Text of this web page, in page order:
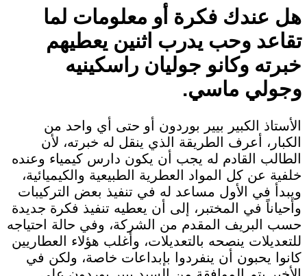
هل عندك فكرة أو معلومات لما
تقاعد وحب يدرب اثنين يعطيهم
خبرته وكانو جوليان راسكينيه
وجولي ماسي.
الأستاذ الكبير بيير بوردون أو حتى أي واحد من
الكبار، أعرف الطريقة الذي ينقل له خبرته، لأن
الطالب القادم له يجب أن يكون دارس كيمياء وعنده
خلفية عن كل المواد العطرية الطبيعية والكيميائية،
ويبدأ في الأول مساعد له في تنفيذ بعض التركيبات
وأحياناً في المختبر، إلى أن يعطيه تنفيذ فكرة جديدة
حسب البريف المقدم من الشركة، وفي حالة احتياجه
للتعديلات ينصحه بالتعديلات، وأغلب هؤلاء العطاريين
كانوا يحبون أن ينفردوا بإبداعات خاصة، ولكن في